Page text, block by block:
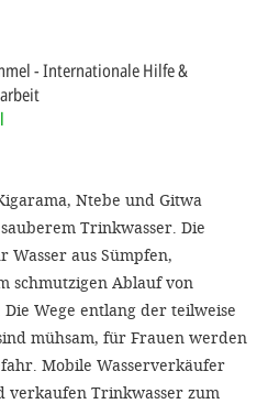
Internationale Hilfe &
Ntebe und Gitwa
Trinkwasser. Die
aus Sümpfen,
schmutzigen Ablauf von
Wege entlang der teilweise
mühsam, für Frauen werden
Mobile Wasserverkäufer
verkaufen Trinkwasser zum